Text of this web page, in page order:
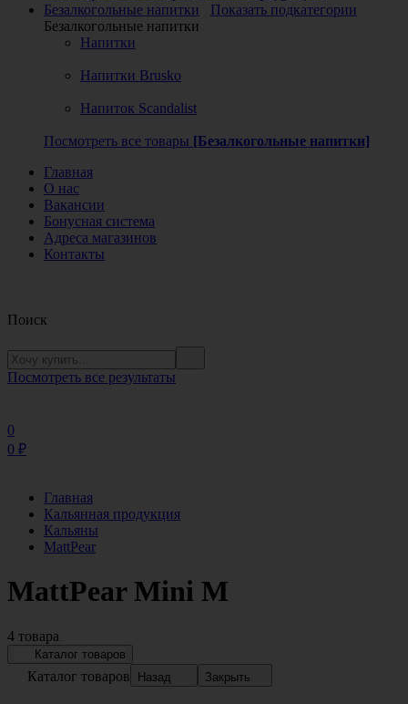
Безалкогольные напитки
Показать подкатегории
Безалкогольные напитки
Напитки
Напитки Brusko
Напиток Scandalist
Посмотреть все товары [Безалкогольные напитки]
Главная
О нас
Вакансии
Бонусная система
Адреса магазинов
Контакты
Поиск
Посмотреть все результаты
0
0 ₽
Главная
Кальянная продукция
Кальяны
MattPear
MattPear Mini M
4 товара
Каталог товаров
Каталог товаров Назад Закрыть